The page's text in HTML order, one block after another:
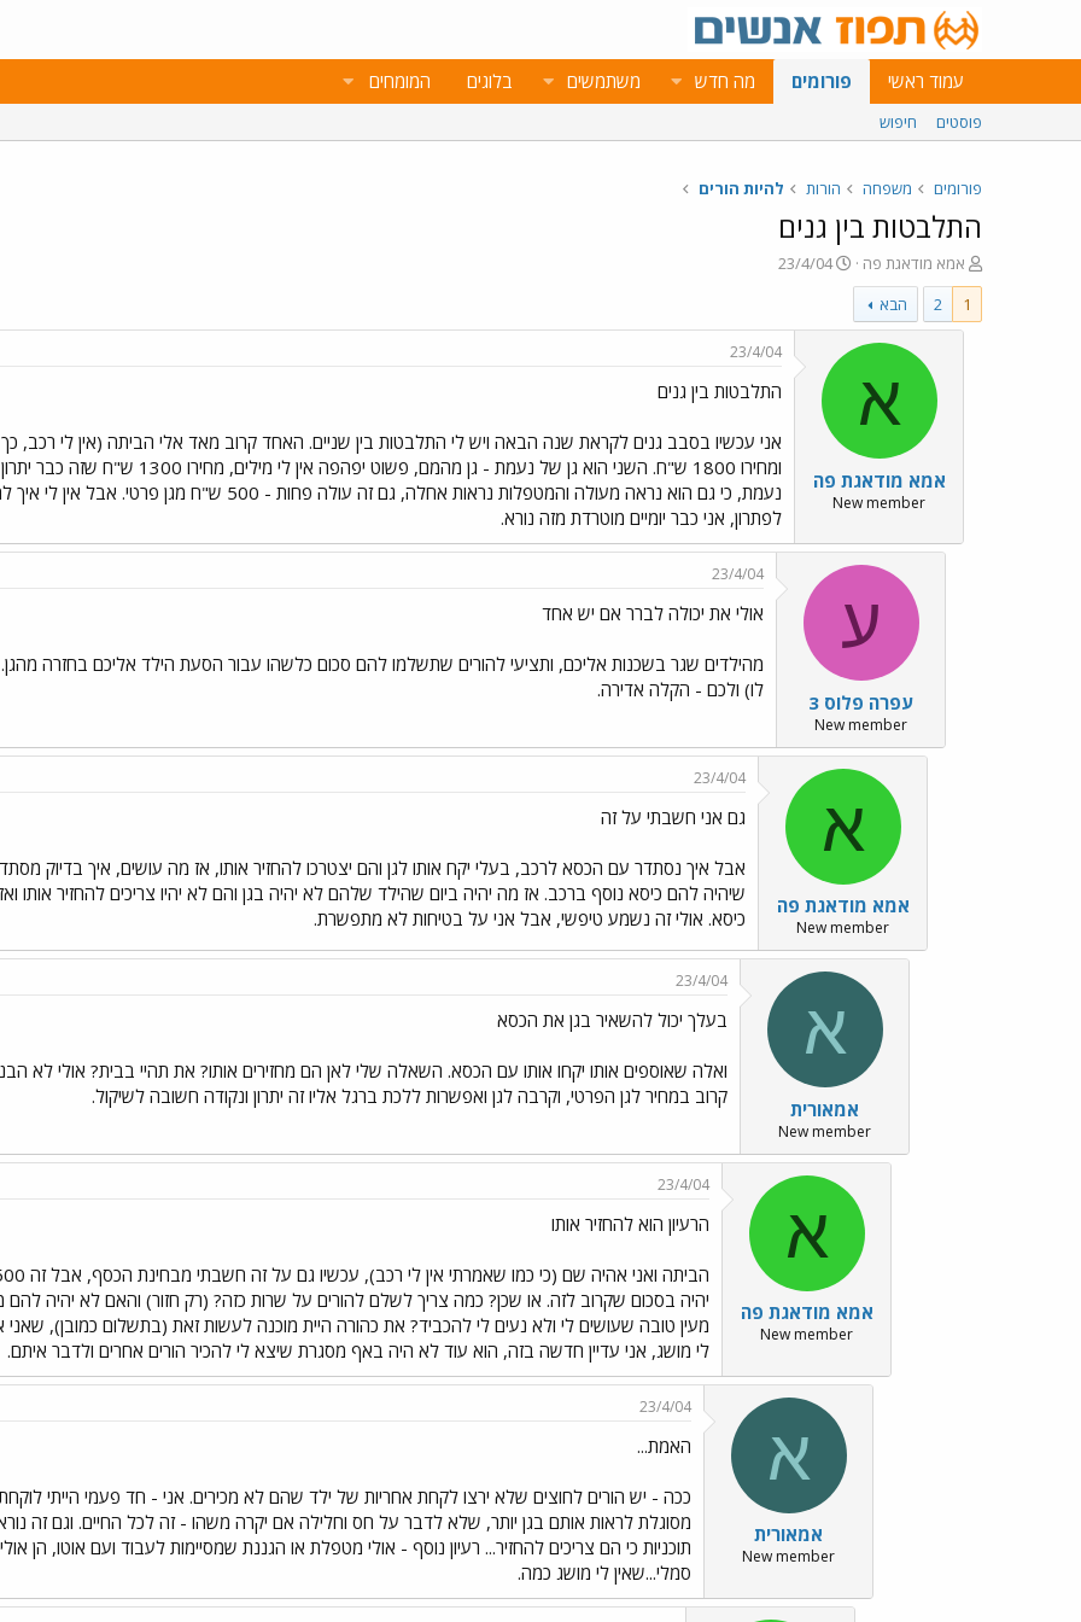
עמוד ראשי פורומים מה חדש משתמשים בלוגים המומחים
פוסטים חיפוש
פורומים משפחה הורות להיות הורים
התלבטות בין גנים
פ
ו
ת
ח
אמא מודאגת פה
פ
ס
ב
א
ר
ך
23/4/04
1
2 הבא
א
אמא מודאגת פה
New member
23/4/04
התלבטות בין גנים
אני עכשיו בסבב גנים לקראת שנה הבאה ויש לי התלבטות בין שניים. האחד קרוב מאד אלי הביתה (אין לי רכב, כך
ומחירו 1800 ש"ח. השני הוא גן של
נעמת, כי גם הוא נראה מעולה והמטפלות נראות אחלה, גם
לפתרון, אני כבר יומיים מוטרדת מזה נורא.
ע
עפרה פלוס 3
New member
23/4/04
אולי את יכולה לברר אם יש אחד
מהילדים שגר בשכנות אליכם, ותציעי להורים שתשלמו להם סכום כלשהו עבור הסעת הילד אליכם בחזרה
לו) ולכם - הקלה אדירה.
א
אמא מודאגת פה
New member
23/4/04
גם אני חשבתי על זה
אבל איך נסתדר עם הכסא לרכב, בעלי יקח אותו לגן והם יצטרכו להחזיר אותו, אז מה עושים, איך בדיוק
שיהיה להם כיסא נוסף ברכב. אז מה יהיה ביום שהילד שלהם לא יהיה בגן והם לא יהיו צריכים להחזיר אותו
כיסא. אולי זה נשמע טיפשי, אבל אני על בטיחות לא מתפשרת.
א
אמאורית
New member
23/4/04
בעלך יכול להשאיר בגן את הכסא
ואלה שאוספים אותו יקחו אותו עם הכסא. השאלה שלי לאן הם מחזירים אותו? את תהיי בבית? אולי לא
קרוב במחיר לגן הפרטי, וקרבה לגן ואפשרות ללכת ברגל אליו זה יתרון ונקודה חשובה לשיקול.
א
אמא מודאגת פה
New member
23/4/04
הרעיון הוא להחזיר אותו
יהיה בסכום שקרוב לזה. או שכן? כמה צריך לשלם להורים על שרות כזה? (רק חזור) והאם לא יהיה
מעין טובה שעושים לי ולא נעים לי להכביד? את כהורה היית מוכנה לעשות זאת (בתשלום כמובן),
לי מושג, אני עדיין חדשה בזה, הוא עוד לא היה באף מסגרת שיצא לי להכיר הורים אחרים ולדבר איתם.
א
אמאורית
New member
23/4/04
האמת...
ככה - יש הורים לחוצים שלא ירצו לקחת אחריות של ילד שהם לא מכירים. אני - חד פעמי הייתי
מסוגלת לראות אותם בגן יותר, שלא לדבר על חס וחלילה אם יקרה משהו - זה לכל החיים. וגם זה
תוכניות כי הם צריכים להחזיר... רעיון נוסף - אולי מטפלת או הגננת שמסיימות לעבוד ועם אוטו, הן
סמלי...שאין לי מושג כמה.